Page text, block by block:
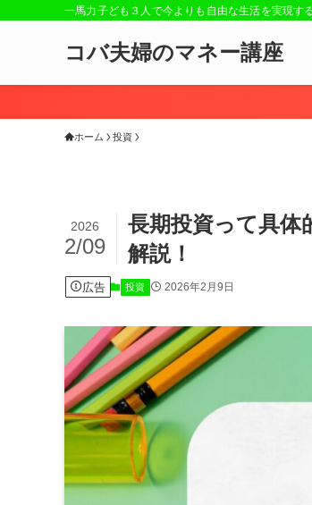
一馬力子ども３人で今よりも自由な生活を実現す
コバ夫婦のマネー講座
ホーム 投資
長期投資って具体
解説！
2026
2/09
広告 投資 2026年2月9日